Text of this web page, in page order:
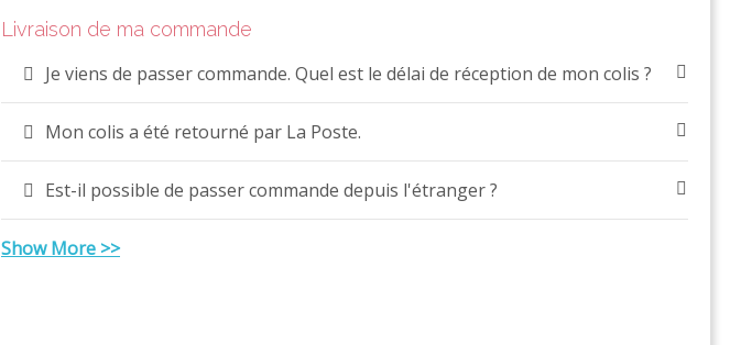
Livraison de ma commande
Je viens de passer commande. Quel est le délai de réception de mon colis ?
Mon colis a été retourné par La Poste.
Est-il possible de passer commande depuis l'étranger ?
Show More >>